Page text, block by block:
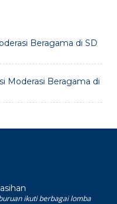
Beragama di SD
Moderasi Beragama di
ikuti berbagai lomba